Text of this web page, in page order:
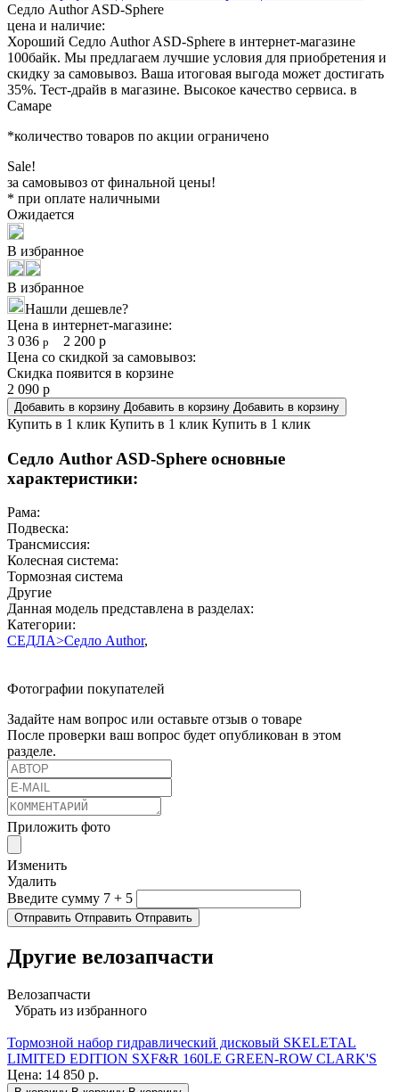
Седло Author ASD-Sphere
цена и наличие:
Хороший Седло Author ASD-Sphere в интернет-магазине
100байк. Мы предлагаем лучшие условия для приобретения и
скидку за самовывоз. Ваша итоговая выгода может достигать
35%. Тест-драйв в магазине. Высокое качество сервиса. в
Самаре
*количество товаров по акции ограничено
Sale!
за самовывоз от финальной цены!
* при оплате наличными
Ожидается
В избранное
В избранное
Нашли дешевле?
Цена в интернет-магазине:
3 036 р 2 200 р
Цена со скидкой за самовывоз:
Скидка появится в корзине
2 090 р
Добавить в корзину Добавить в корзину Добавить в корзину
Купить в 1 клик Купить в 1 клик Купить в 1 клик
Седло Author ASD-Sphere основные
характеристики:
Рама:
Подвеска:
Трансмиссия:
Колесная система:
Тормозная система
Другие
Данная модель представлена в разделах:
Категории:
СЕДЛА>Седло Author,
Фотографии покупателей
Задайте нам вопрос или оставьте отзыв о товаре
После проверки ваш вопрос будет опубликован в этом
разделе.
Приложить фото
Изменить
Удалить
Введите сумму 7 + 5
Отправить Отправить Отправить
Другие велозапчасти
Велозапчасти
Убрать из избранного
Тормозной набор гидравлический дисковый SKELETAL
LIMITED EDITION SXF&R 160LE GREEN-ROW CLARK'S
Цена: 14 850 р.